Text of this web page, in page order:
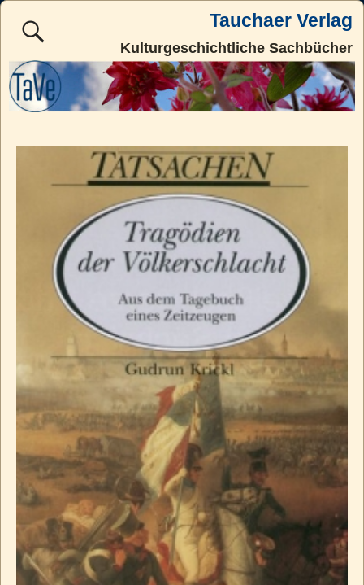
Tauchaer Verlag
Kulturgeschichtliche Sachbücher